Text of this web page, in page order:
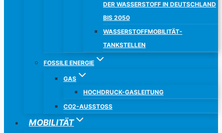
DER WASSERSTOFF IN DEUTSCHLAND
BIS 2050
WASSERSTOFFMOBILITÄT-
TANKSTELLEN
FOSSILE ENERGIE
GAS
HOCHDRUCK-GASLEITUNG
CO2-AUSSTOSS
MOBILITÄT